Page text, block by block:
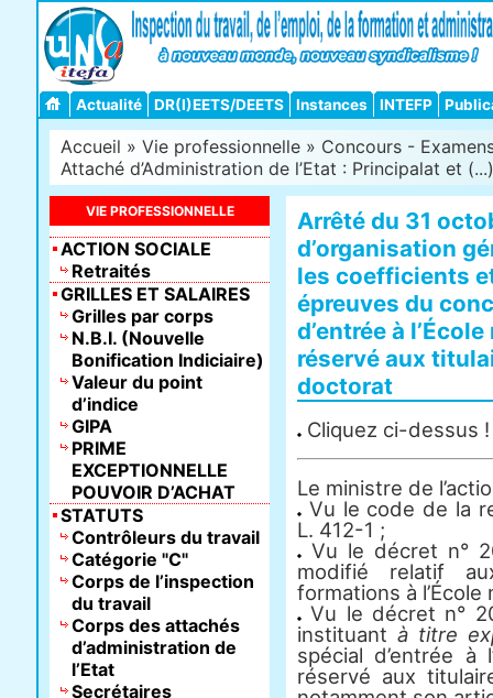
Actualité DR(I)EETS/DEETS Instances INTEFP
Accueil » Vie professionnelle » Concours -
Attaché d’Administration de l’Etat : Principalat et (...)
Arrêté du 31
d’organisation
les coefficients
épreuves du
d’entrée à
réservé aux
doctorat
Cliquez ci-dessus !
Le ministre de
Vu le code de la
L. 412-1 ;
Vu le décret n°
modifié relatif
formations à l’École
Vu le décret n°
instituant à titre
spécial d’entrée à
réservé aux
VIE PROFESSIONNELLE
ACTION SOCIALE
Retraités
GRILLES ET SALAIRES
Grilles par corps
N.B.I. (Nouvelle
Bonification Indiciaire)
Valeur du point
d’indice
GIPA
PRIME
EXCEPTIONNELLE
POUVOIR D’ACHAT
STATUTS
Contrôleurs du travail
Catégorie "C"
Corps de l’inspection
du travail
Corps des attachés
d’administration de
l’Etat
Secrétaires